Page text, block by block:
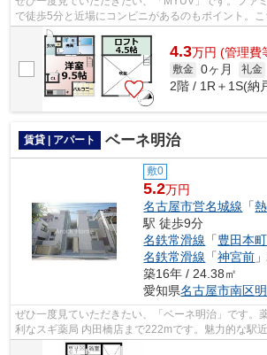
で徒歩5分と近場にコンビニがあるのもポイント。こ
にあり便利です。駅から徒歩8分に立地...
4.3万円 (管理費
敷金 0ヶ月 礼金
2階 / 1R＋1S(納
賃貸 | アパート ベーネ明治
敷0
5.2万円
名古屋市営名城線 「
駅 徒歩9分
名鉄常滑線 「豊田本町
名鉄常滑線 「神宮前
築16年 / 24.38㎡
愛知県名古屋市南区
ぜひ一度見ていただきたい、「ベーネ明治」です。
利なスギ薬局 内田橋店まで222mです。魅力的な駅
分です。2駅利用可能な物件で移動範囲...